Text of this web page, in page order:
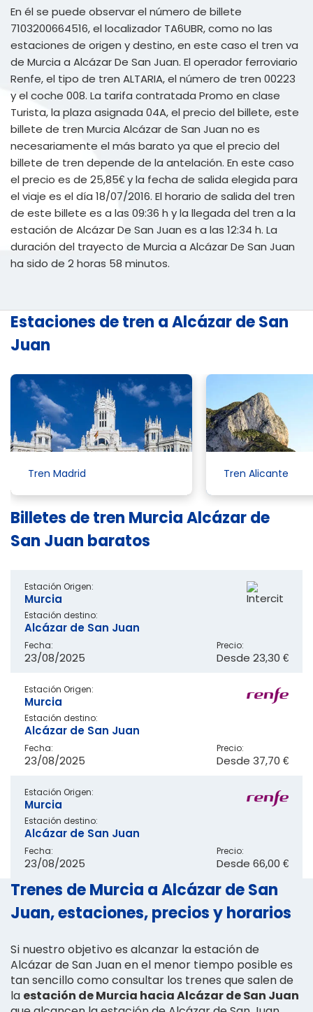
En él se puede observar el número de billete
7103200664516, el localizador TA6UBR, como no las
estaciones de origen y destino, en este caso el tren va
de Murcia a Alcázar De San Juan. El operador ferroviario
Renfe, el tipo de tren ALTARIA, el número de tren 00223
y el coche 008. La tarifa contratada Promo en clase
Turista, la plaza asignada 04A, el precio del billete, este
billete de tren Murcia Alcázar de San Juan no es
necesariamente el más barato ya que el precio del
billete de tren depende de la antelación. En este caso
el precio es de 25,85€ y la fecha de salida elegida para
el viaje es el día 18/07/2016. El horario de salida del tren
de este billete es a las 09:36 h y la llegada del tren a la
estación de Alcázar De San Juan es a las 12:34 h. La
duración del trayecto de Murcia a Alcázar De San Juan
ha sido de 2 horas 58 minutos.
Estaciones de tren a Alcázar de San
Juan
Tren Madrid Tren Alicante
Billetes de tren Murcia Alcázar de
San Juan baratos
Estación Origen:
Murcia
Estación destino:
Alcázar de San Juan
Fecha:
23/08/2025
Precio:
Desde 23,30 €
Estación Origen:
Murcia
Estación destino:
Alcázar de San Juan
Fecha:
23/08/2025
Precio:
Desde 37,70 €
Estación Origen:
Murcia
Estación destino:
Alcázar de San Juan
Fecha:
23/08/2025
Precio:
Desde 66,00 €
Trenes de Murcia a Alcázar de San
Juan, estaciones, precios y horarios
Si nuestro objetivo es alcanzar la estación de
Alcázar de San Juan en el menor tiempo posible es
tan sencillo como consultar los trenes que salen de
la estación de Murcia hacia Alcázar de San Juan